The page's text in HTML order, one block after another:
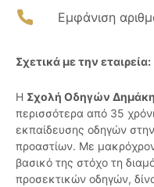
Εμφάνιση
Σχετικά με την εταιρεία:
Η Σχολή Οδηγών
περισσότερα από 35
εκπαίδευσης οδηγών
προαστίων. Με
βασικό της στόχο τη
προσεκτικών οδηγών,